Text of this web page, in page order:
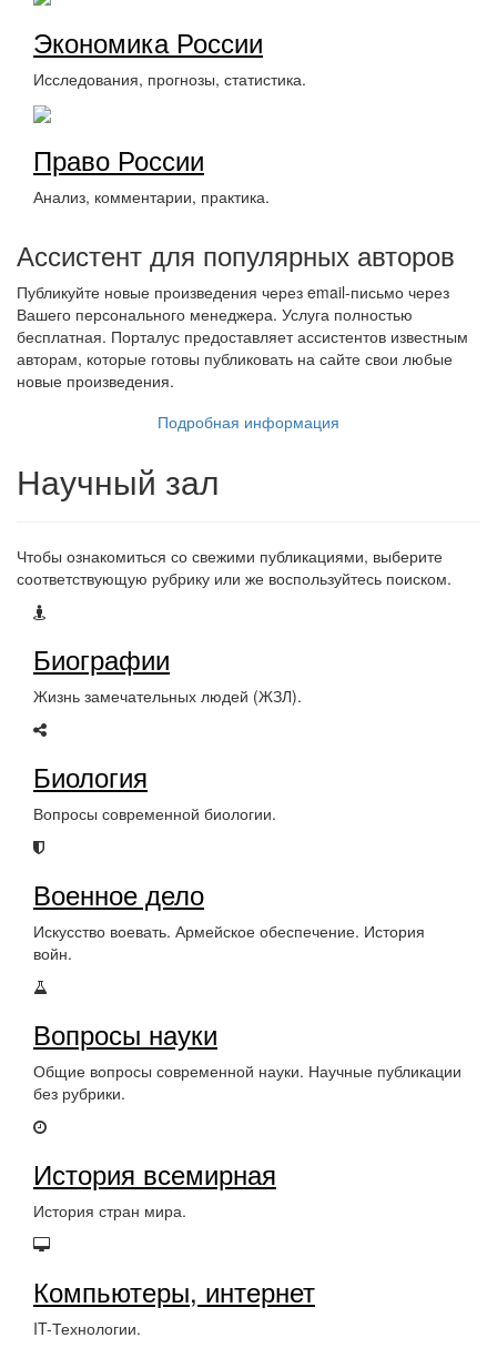
Экономика России
Исследования, прогнозы, статистика.
Право России
Анализ, комментарии, практика.
Ассистент для популярных авторов
Публикуйте новые произведения через email-письмо через
Вашего персонального менеджера. Услуга полностью
бесплатная. Порталус предоставляет ассистентов известным
авторам, которые готовы публиковать на сайте свои любые
новые произведения.
Подробная информация
Научный зал
Чтобы ознакомиться со свежими публикациями, выберите
соответствующую рубрику или же воспользуйтесь поиском.
Биографии
Жизнь замечательных людей (ЖЗЛ).
Биология
Вопросы современной биологии.
Военное дело
Искусство воевать. Армейское обеспечение. История
войн.
Вопросы науки
Общие вопросы современной науки. Научные публикации
без рубрики.
История всемирная
История стран мира.
Компьютеры, интернет
IT-Технологии.